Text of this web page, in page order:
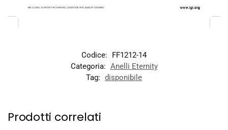
Codice:
FF1212-14
Categoria: Anelli Eternity
Tag: disponibile
Prodotti correlati